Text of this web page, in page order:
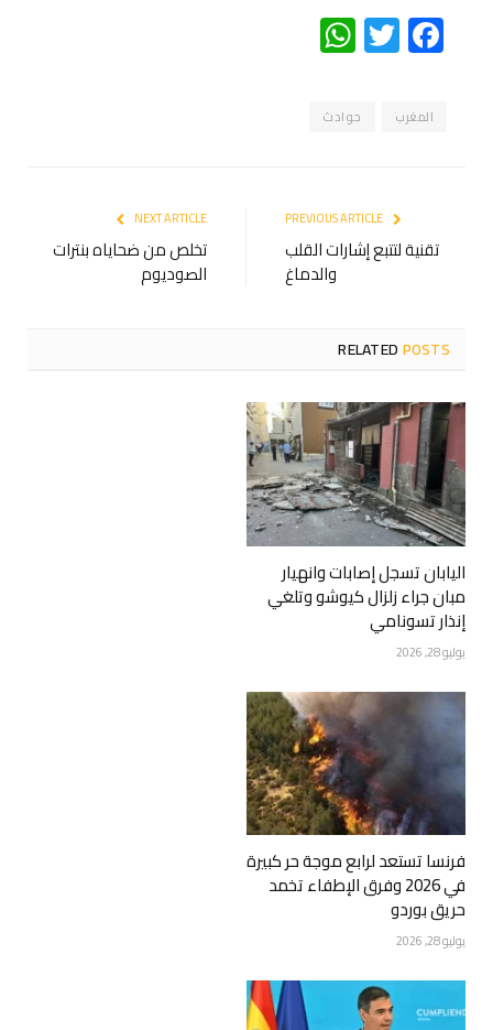
Facebook
Twitter
WhatsApp
المغرب حوادث
تقنية لتتبع إشارات القلب
والدماغ
NEXT ARTICLE
تخلص من ضحاياه بنترات
الصوديوم
RELATEDPOSTS
اليابان تسجل إصابات وانهيار
مبان جراء زلزال كيوشو وتلغي
إنذار تسونامي
يوليو 28, 2026
فرنسا تستعد لرابع موجة حر كبيرة
في 2026 وفرق الإطفاء تخمد
حريق بوردو
يوليو 28, 2026